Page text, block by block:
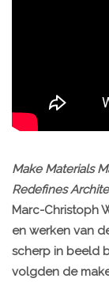
Make Materials
Redefines
Marc-Christoph
en werken van
scherp in beeld
volgden de